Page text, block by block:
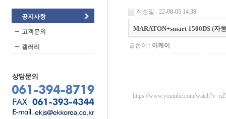
공지사항
고객문의
갤러리
작성일 : 22-08-05 14:38
MARATON+smart 1500DS (자
글쓴이 : 이케이
https://www.youtube.com/